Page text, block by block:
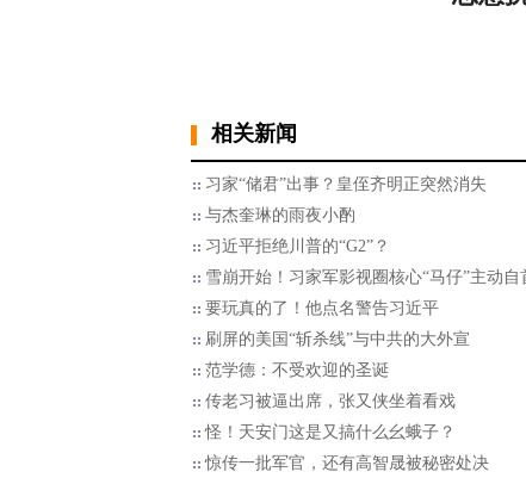
相关新闻
习家“储君”出事？皇侄齐明正突然消失
与杰奎琳的雨夜小酌
习近平拒绝川普的“G2”？
雪崩开始！习家军影视圈核心“马仔”主动自
要玩真的了！他点名警告习近平
刷屏的美国“斩杀线”与中共的大外宣
范学德：不受欢迎的圣诞
传老习被逼出席，张又侠坐着看戏
怪！天安门这是又搞什么幺蛾子？
惊传一批军官，还有高智晟被秘密处决